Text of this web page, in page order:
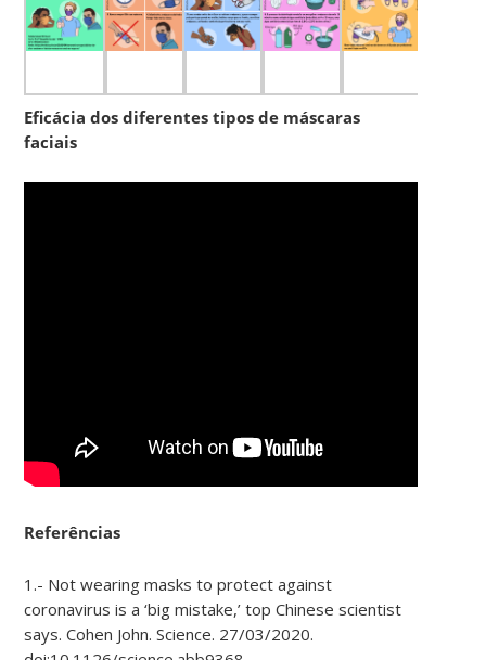
Eficácia dos diferentes tipos de máscaras
faciais
Referências
1.- Not wearing masks to protect against
coronavirus is a ‘big mistake,’ top Chinese scientist
says. Cohen John. Science. 27/03/2020.